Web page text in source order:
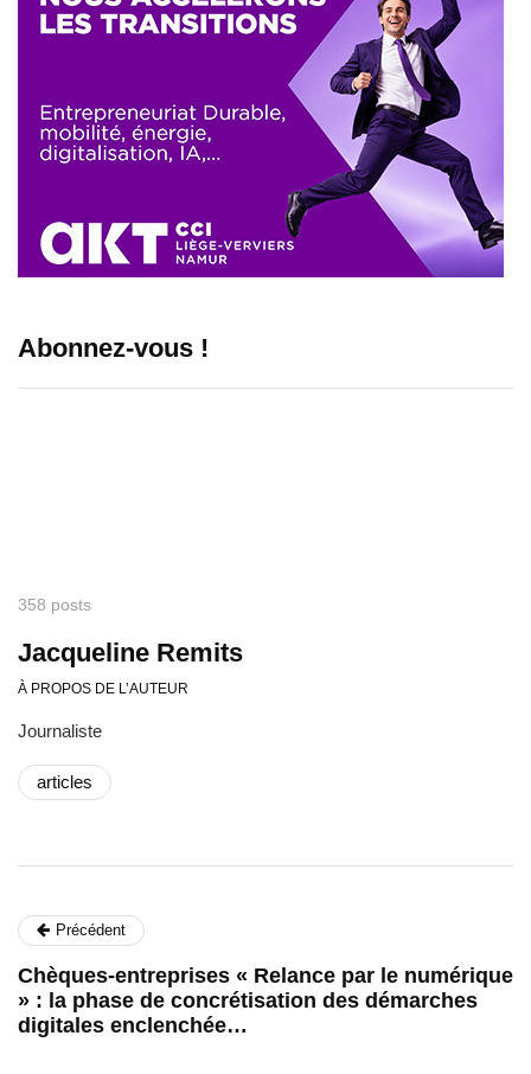
Abonnez-vous !
358 posts
Jacqueline Remits
À PROPOS DE L’AUTEUR
Journaliste
articles
Précédent
Chèques-entreprises « Relance par le numérique
» : la phase de concrétisation des démarches
digitales enclenchée…